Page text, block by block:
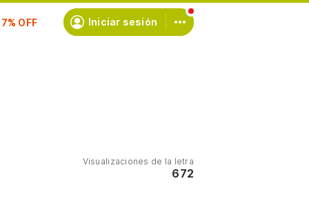
Iniciar sesión
Visualizaciones de la letra
672